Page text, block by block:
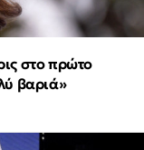
στο πρώτο
βαριά»